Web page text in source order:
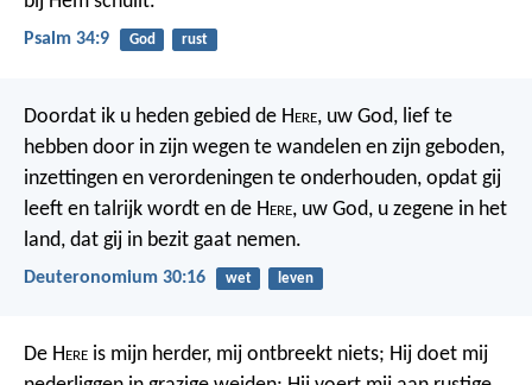
Psalm 34:9 God rust
Doordat ik u heden gebied de Here, uw God, lief te
hebben door in zijn wegen te wandelen en zijn geboden,
inzettingen en verordeningen te onderhouden, opdat gij
leeft en talrijk wordt en de Here, uw God, u zegene in het
land, dat gij in bezit gaat nemen.
Deuteronomium 30:16 wet leven
De Here is mijn herder, mij ontbreekt niets; Hij doet mij